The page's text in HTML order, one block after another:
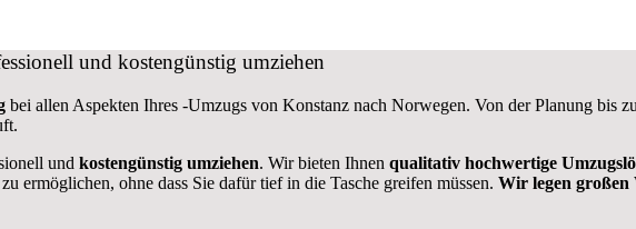
und kostengünstig umziehen
bei allen Aspekten Ihres -Umzugs von Konstanz nach Norwegen. Von der Planung bis
und kostengünstig umziehen. Wir bieten Ihnen qualitativ hochwertige
ermöglichen, ohne dass Sie dafür tief in die Tasche greifen müssen. Wir legen großen